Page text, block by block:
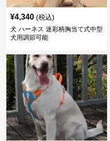
¥4,340 (税込)
犬 ハーネス 迷彩柄胸当て式中型
犬用調節可能